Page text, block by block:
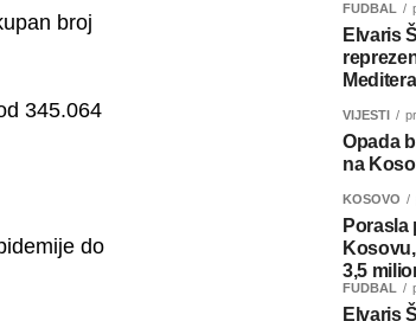
broj
345.064
do
FUDBAL
Elvaris
VIJESTI
Opada
na
KOSOVO
Porasla
3,5
FUDBAL
Elvaris